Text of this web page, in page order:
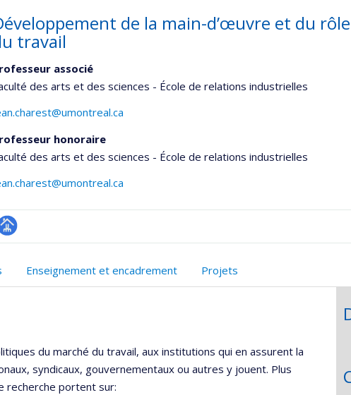
de la main-d’œuvre et du
travail
associé
des arts et des sciences - École de relations industrielles
honoraire
des arts et des sciences - École de relations industrielles
(faculté,département,école)
Enseignement et encadrement Projets
du marché du travail, aux institutions qui en assurent la
syndicaux, gouvernementaux ou autres y jouent. Plus
recherche portent sur: